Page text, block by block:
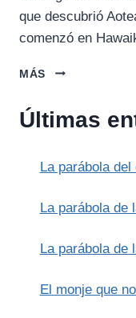
que descubrió
comenzó en
MÁS
LA
KUPE
Últimas
La parábola
La parábola de
La parábola de
El monje que